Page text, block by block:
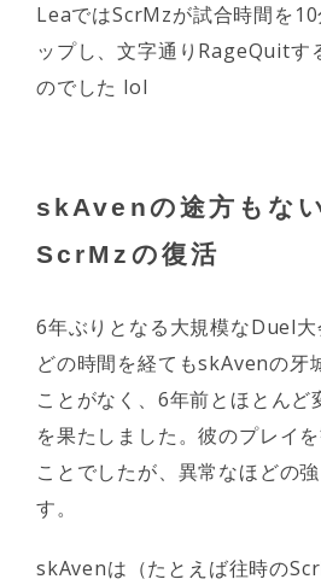
LeaではScrMzが試合時間を
ップし、文字通りRageQuitす
のでした lol
skAvenの途方もな
ScrMzの復活
6年ぶりとなる大規模なDuel
どの時間を経てもskAvenの牙
ことがなく、6年前とほとんど
を果たしました。彼のプレイ
ことでしたが、異常なほどの
す。
skAvenは（たとえば往時の